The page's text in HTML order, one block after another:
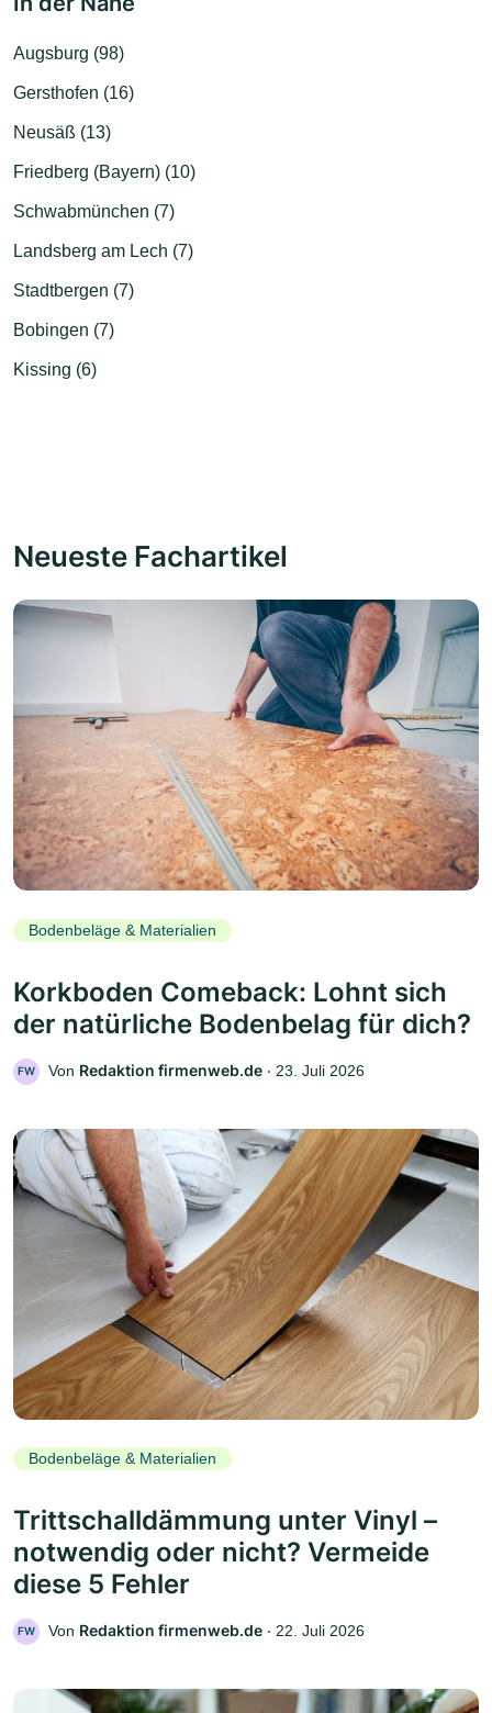
Augsburg (98)
Gersthofen (16)
Neusäß (13)
Friedberg (Bayern) (10)
Schwabmünchen (7)
Landsberg am Lech (7)
Stadtbergen (7)
Bobingen (7)
Kissing (6)
Neueste Fachartikel
Bodenbeläge & Materialien
Korkboden Comeback: Lohnt sich
der natürliche Bodenbelag für dich?
FW Von Redaktion firmenweb.de ‧ 23. Juli 2026
Bodenbeläge & Materialien
Trittschalldämmung unter Vinyl –
notwendig oder nicht? Vermeide
diese 5 Fehler
FW Von Redaktion firmenweb.de ‧ 22. Juli 2026